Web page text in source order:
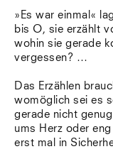
»Es war einmal«
bis O, sie erzählt
wohin sie gerade
vergessen? …
Das Erzählen
womöglich sei es
gerade nicht
ums Herz oder
erst mal in